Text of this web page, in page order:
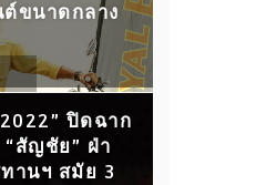
ขนาดกลาง
ปิดฉาก
สัญชัย” ฝ่า
านฯ สมัย 3